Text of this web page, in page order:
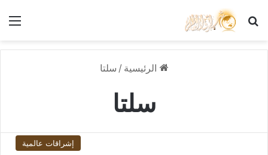
بحث عن
الرئيسية / سلتا
سلتا
إشراقات عالمية